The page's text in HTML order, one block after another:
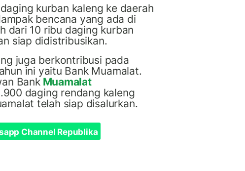
kurban kaleng ke daerah
bencana yang ada di
dari 10 ribu daging kurban
siap didistribusikan.
juga berkontribusi pada
ini yaitu Bank Muamalat.
BankMuamalat
daging rendang kaleng
telah siap disalurkan.
Channel Republika